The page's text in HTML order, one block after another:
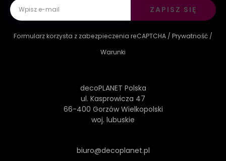
ZAPISZ SIĘ
Formularz korzysta z zabezpieczenia reCAPTCHA / Prywatność /
Warunki
decoPLANET Polska
ul. Kasprowicza 47
66-400 Gorzów Wielkopolski
woj. lubuskie
biuro@decoplanet.pl